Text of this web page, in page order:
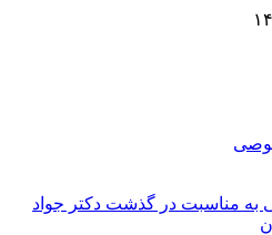
به مناسبت در گذشت دکتر جواد